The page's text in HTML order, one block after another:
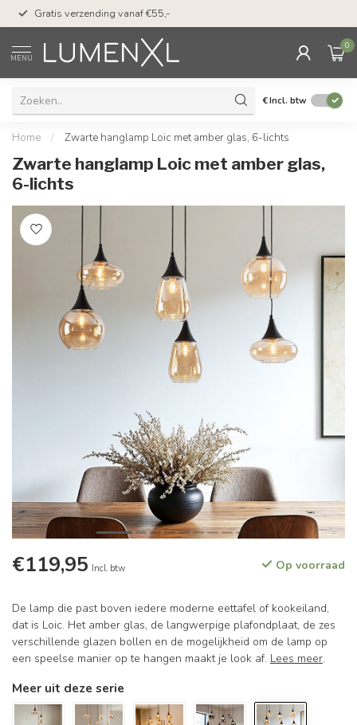
Gratis verzending vanaf €55,-
MENU
0
€Incl. btw
Home / Zwarte hanglamp Loic met amber glas, 6-lichts
Zwarte hanglamp Loic met amber glas,
6-lichts
€119,95 Incl. btw Op voorraad
De lamp die past boven iedere moderne eettafel of kookeiland,
dat is Loic. Het amber glas, de langwerpige plafondplaat, de zes
verschillende glazen bollen en de mogelijkheid om de lamp op
een speelse manier op te hangen maakt je look af. Lees meer.
Meer uit deze serie